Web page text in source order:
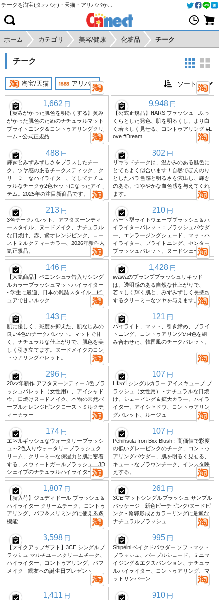
ホーム カテゴリ 美容/健康 化粧品 チーク
チーク
淘宝/天猫 アリババ
1,662 円
【黄みがかった肌色を明るくする】黄み
がかった肌色のためのナチュラルマット
ブライトニング＆コントゥアリングクリ
ーム - 公式正規品
9,948 円
【公式正規品】NARS ブラッシュ - ふっ
くらとした発色、肌を明るくし、より白
く若々しく見せる、コントゥアリング #L
ove #Dream
488 円
輝きとみずみずしさをプラスしたチー
ク。ツヤ感のあるチークスティック、ク
リーミーなハイライター、そしてナチュ
ラルなチークが2色セットになったアイ
テム。2025年の注目新商品です。
302 円
リキッドチークは、温かみのある肌色に
とてもよく似合います！自然でほんのり
としたバラ色感と明るさを演出し、輝き
のある、つややかな血色感を与えてくれ
ます。
213 円
3色チークパレット、アフタヌーンティ
ースタイル、ヌードメイク、ナチュラル
な日焼け、赤、紫オレンジピンク、ロー
ストミルクティーカラー、2026年新作人
気正規品。
210 円
ハート型ライトウェーブブラッシュ＆ハ
イライターパレット：ブラッシュパウダ
ー、エンラージングシェード、マットハ
イライター、ブライトニング、センター
ブラッシュパレット、ヌードシェード
146 円
【人気商品】ペニンシュラ缶入りシング
ルカラーブラッシュマットハイライター
- 学生に最適、日本の雑誌スタイル、ピ
ュアで甘いルック
1,428 円
iwawaのプランプブラッシュリキッド
は、透明感のある自然な仕上がりで、
若々しく輝く肌と、みずみずしく長持ち
するクリーミーなツヤを与えます。
143 円
肌に優しく、彩度を抑えた、肌なじみの
良い4色のチークパレット。マットで甘
く、ナチュラルな仕上がりで、肌色を美
しく引き立てます。ヌードメイクのコン
トゥアリングパレット。
121 円
ハイライト、マット、引き締め、ブライ
トニング、コントゥアリングの4色を組
み合わせた、韓国風のチークパレット。
296 円
2022年新作 アフタヌーンティー 3色ブラ
ッシュパレット（女性用）、アイシャド
ウ、日焼けヌードメイク、本物の天然パ
ープルオレンジピンクローストミルクテ
ィーカラー
107 円
HISYI シングルカラー アイスキューブ ブ
ラッシュ（女性用） - ナチュラルな日焼
け、シェーピング＆拡大カラー、ハイラ
イター、アイシャドウ、コントゥアリン
グパレット、ルージュ
174 円
エネルギッシュなウォータリーブラッシ
ュ～2色入りウォータリーブラッシュク
リーム、クリーミーな保湿力と肌に密着
する、スウィートガールブラッシュ、3D
シェイプのナチュラルハイライター
107 円
Peninsula Iron Box Blush：高価値で彩度
の低いグレーピンクのチーク、コントゥ
アリングパウダー、肌を明るく見せる、
キュートなブラウンチーク、インスタ映
えする。
1,807 円
【新入荷】ジュディドール ブラッシュ＆
ハイライター クリームチーク、コントゥ
アリング、パフ＆スリミングに使える多
機能
261 円
3CE マットシングルブラッシュ サンプル
パッケージ - 新色ピーチピンク/ヌードピ
ンク - 輪郭形成とカラーリングに最適な
ナチュラルブラッシュ
3,598 円
【メイクアップギフト】3CE シングルブ
ラッシュ マルチユースクリームチーク、
ハイライター、コントゥアリング、パフ
メイク - 親友への誕生日プレゼント
995 円
Shipeini ベイクドパウダー ソフトマット
ブラッシュ、パープルシェード、ミニマ
イジング＆エクスパンション、ナチュラ
ルハイライター、コントゥアリング、マ
ットサンバーン
1,411 円 910 円